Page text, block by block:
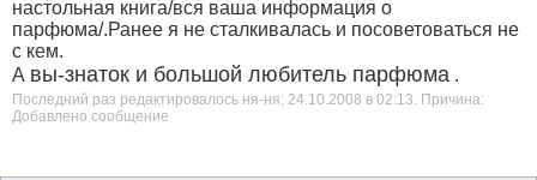
настольная книга/вся ваша информация о
парфюма/.Ранее я не сталкивалась и посоветоваться не
с кем.
А вы-знаток и большой любитель парфюма .
Последний раз редактировалось ня-ня; 24.10.2008 в 02:13. Причина:
Добавлено сообщение